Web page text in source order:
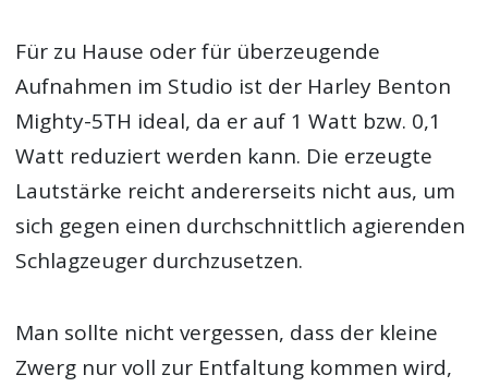
Für zu Hause oder für überzeugende
Aufnahmen im Studio ist der Harley Benton
Mighty-5TH ideal, da er auf 1 Watt bzw. 0,1
Watt reduziert werden kann. Die erzeugte
Lautstärke reicht andererseits nicht aus, um
sich gegen einen durchschnittlich agierenden
Schlagzeuger durchzusetzen.
Man sollte nicht vergessen, dass der kleine
Zwerg nur voll zur Entfaltung kommen wird,